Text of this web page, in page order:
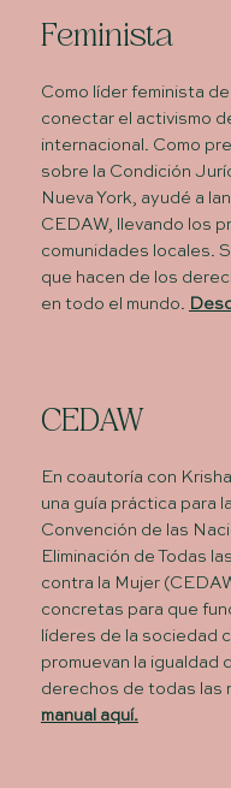
Feminista
Como líder feminista
conectar el activismo
internacional. Como
sobre la Condición
Nueva York, ayudé a
CEDAW, llevando los
comunidades locales.
que hacen de los
en todo el mundo.
CEDAW
En coautoría con
una guía práctica para
Convención de las
Eliminación de Todas
contra la Mujer
concretas para que
líderes de la sociedad
promuevan la igualdad
derechos de todas las
manual aquí.